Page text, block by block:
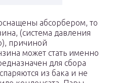
абсорбером, то
(система давления
причиной
может стать именно
для сбора
из бака и не